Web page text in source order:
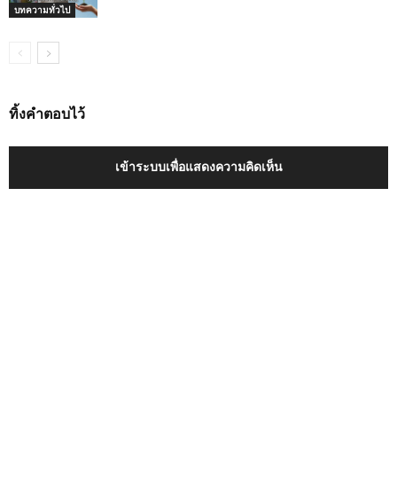
บทความทั่วไป
ทิ้งคำตอบไว้
เข้าระบบเพื่อแสดงความคิดเห็น